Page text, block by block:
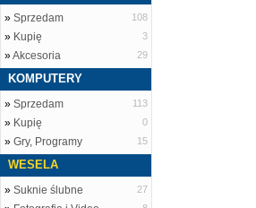
» Sprzedam 108
» Kupię 3
»Akcesoria 29
KOMPUTERY
» Sprzedam 113
» Kupię 0
» Gry, Programy 15
WESELA
» Suknie ślubne 27